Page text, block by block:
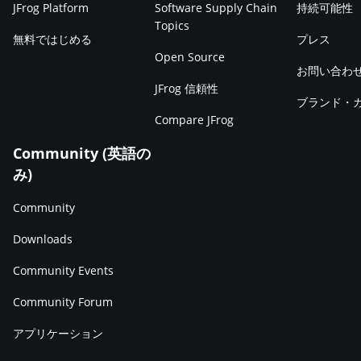
JFrog Platform
無料ではじめる
Software Supply Chain
Topics
Open Source
JFrog 信頼性
Compare JFrog
持続可能性
プレス
お問い合わ
ブランド・
Community (英語の
み)
Community
Downloads
Community Events
Community Forum
アプリケーション